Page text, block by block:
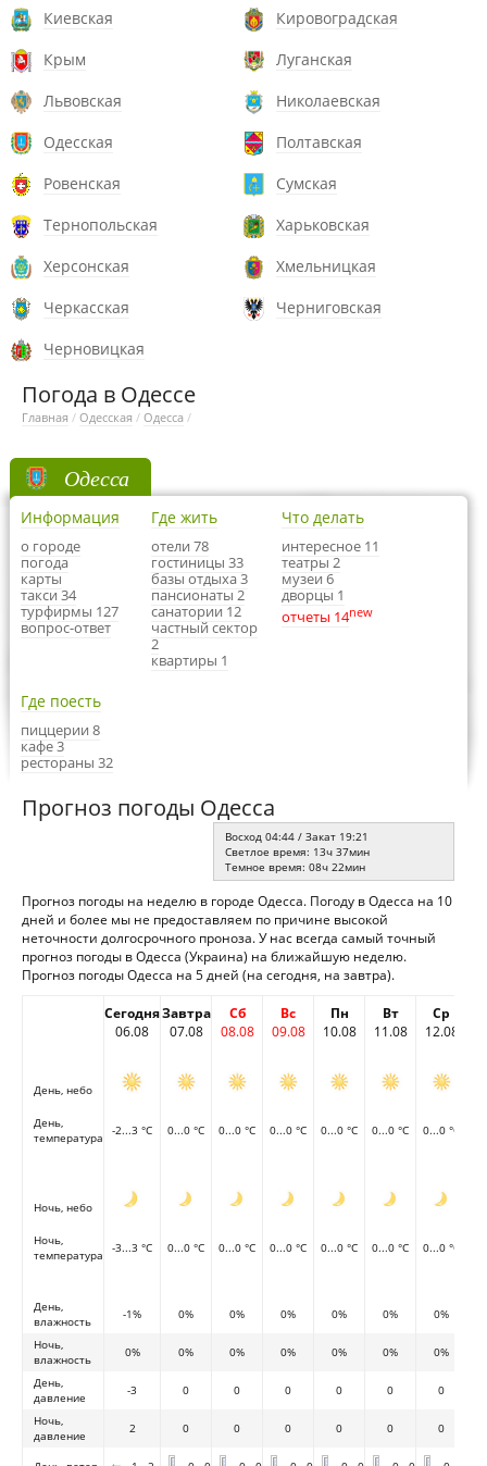
Киевская
Кировоградская
Крым
Луганская
Львовская
Николаевская
Одесская
Полтавская
Ровенская
Сумская
Тернопольская
Харьковская
Херсонская
Хмельницкая
Черкасская
Черниговская
Черновицкая
Погода в Одессе
Главная / Одесская / Одесса /
Одесса
Информация
о городе
погода
карты
такси 34
турфирмы 127
вопрос-ответ
Где жить
отели 78
гостиницы 33
базы отдыха 3
пансионаты 2
санатории 12
частный сектор
2
квартиры 1
Что делать
интересное 11
театры 2
музеи 6
дворцы 1
отчеты 14new
Где поесть
пиццерии 8
кафе 3
рестораны 32
Прогноз погоды Одесса
Восход 04:44 / Закат 19:21
Светлое время: 13ч 37мин
Темное время: 08ч 22мин
Прогноз погоды на неделю в городе Одесса. Погоду в Одесса на 10
дней и более мы не предоставляем по причине высокой
неточности долгосрочного проноза. У нас всегда самый точный
прогноз погоды в Одесса (Украина) на ближайшую неделю.
Прогноз погоды Одесса на 5 дней (на сегодня, на завтра).
Сегодня
06.08
Завтра
07.08
Сб
08.08
Вс
09.08
Пн
10.08
Вт
11.08
Ср
12.08
День, небо
День,
температура
-2...3 °C 0...0 °C 0...0 °C 0...0 °C 0...0 °C 0...0 °C 0...0 °C
Ночь, небо
Ночь,
температура
-3...3 °C 0...0 °C 0...0 °C 0...0 °C 0...0 °C 0...0 °C 0...0 °C
День,
влажность
-1% 0% 0% 0% 0% 0%
0%
Ночь,
влажность
0% 0% 0% 0% 0% 0%
0%
День,
давление
-3 0 0 0 0 0
0
Ночь,
давление
2 0 0 0 0 0 0